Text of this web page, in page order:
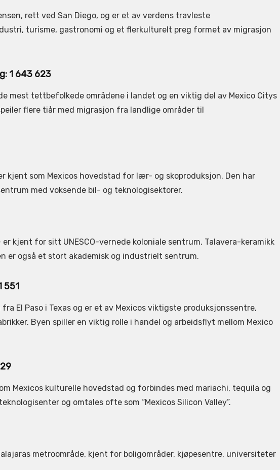
rett ved San Diego, og er et av verdens travleste
turisme, gastronomi og et flerkulturelt preg formet av migrasjon
1 643 623
mest tettbefolkede områdene i landet og en viktig del av Mexico Citys
flere tiår med migrasjon fra landlige områder til
kjent som Mexicos hovedstad for lær- og skoproduksjon. Den har
med voksende bil- og teknologisektorer.
kjent for sitt UNESCO-vernede koloniale sentrum, Talavera-keramikk
er også et stort akademisk og industrielt sentrum.
551
El Paso i Texas og er et av Mexicos viktigste produksjonssentre,
Byen spiller en viktig rolle i handel og arbeidsflyt mellom Mexico
Mexicos kulturelle hovedstad og forbindes med mariachi, tequila og
og omtales ofte som “Mexicos Silicon Valley”.
metroområde, kjent for boligområder, kjøpesentre, universiteter